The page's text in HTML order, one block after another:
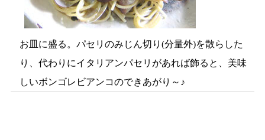
お皿に盛る。パセリのみじん切り(分量外)を散らした
り、代わりにイタリアンパセリがあれば飾ると、美味
しいボンゴレビアンコのできあがり～♪